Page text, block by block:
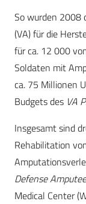
So wurden 2008
(VA) für die
für ca. 12 000
Soldaten mit
ca. 75 Millionen
Budgets des VA
Insgesamt sind
Rehabilitation
Defense
Medical Center